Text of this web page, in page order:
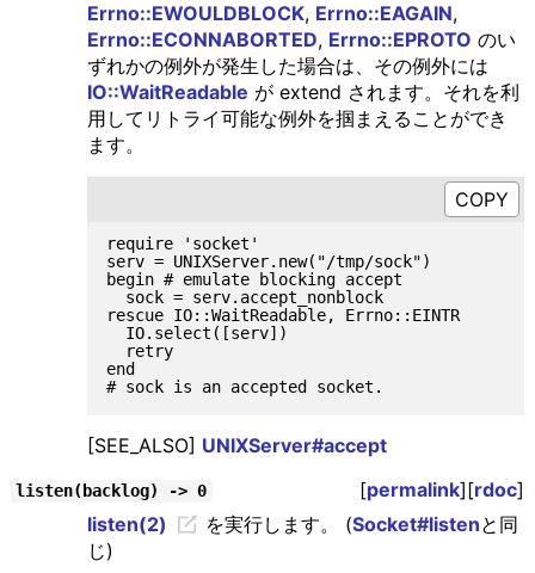
Errno::EWOULDBLOCK, Errno::EAGAIN,
Errno::ECONNABORTED, Errno::EPROTO のい
ずれかの例外が発生した場合は、その例外には
IO::WaitReadable が extend されます。それを利
用してリトライ可能な例外を掴まえることができ
ます。
require 'socket'
serv = UNIXServer.new("/tmp/sock")
begin # emulate blocking accept
  sock = serv.accept_nonblock
rescue IO::WaitReadable, Errno::EINTR
  IO.select([serv])
  retry
end
[SEE_ALSO] UNIXServer#accept
listen(backlog) -> 0 [permalink][rdoc]
listen(2)
を実行します。 (Socket#listenと同
じ)